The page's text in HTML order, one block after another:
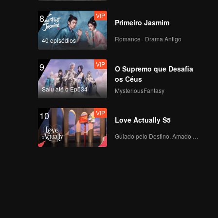
8
40 episódios
VIP
Primeiro Jasmim
Romance · Drama Antigo
9
Saiu até o Ep534
VIP
O Supremo que Desafia
os Céus
MysteriousFantasy
10 VIP
Love Actually S5